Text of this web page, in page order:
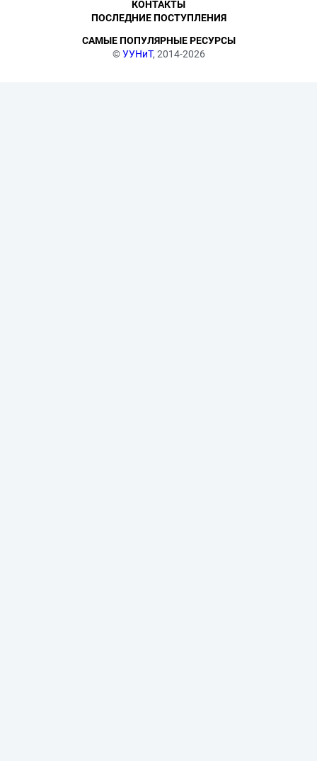
©УУНиТ, 2014-2026
КОНТАКТЫ
ПОСЛЕДНИЕ ПОСТУПЛЕНИЯ
САМЫЕ ПОПУЛЯРНЫЕ РЕСУРСЫ